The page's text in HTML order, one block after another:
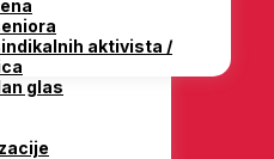
aktivista /
glas